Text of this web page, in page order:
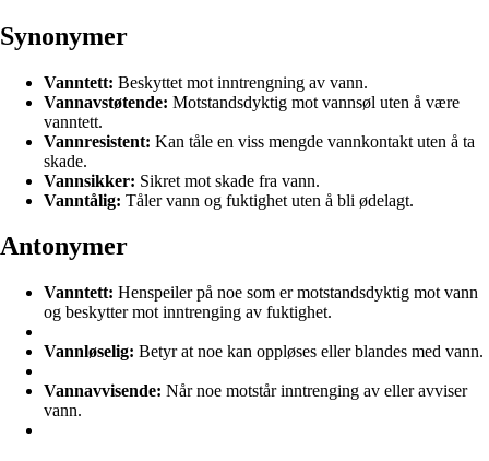
Synonymer
Vanntett: Beskyttet mot inntrengning av vann.
Vannavstøtende: Motstandsdyktig mot vannsøl uten å være
vanntett.
Vannresistent: Kan tåle en viss mengde vannkontakt uten å ta
skade.
Vannsikker: Sikret mot skade fra vann.
Vanntålig: Tåler vann og fuktighet uten å bli ødelagt.
Antonymer
Vanntett: Henspeiler på noe som er motstandsdyktig mot vann
og beskytter mot inntrenging av fuktighet.
Vannløselig: Betyr at noe kan oppløses eller blandes med vann.
Vannavvisende: Når noe motstår inntrenging av eller avviser
vann.